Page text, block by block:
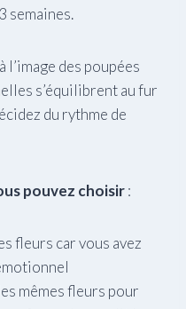
semaines.
l’image des poupées
s’équilibrent au fur
du rythme de
pouvez choisir:
fleurs car vous avez
mêmes fleurs pour